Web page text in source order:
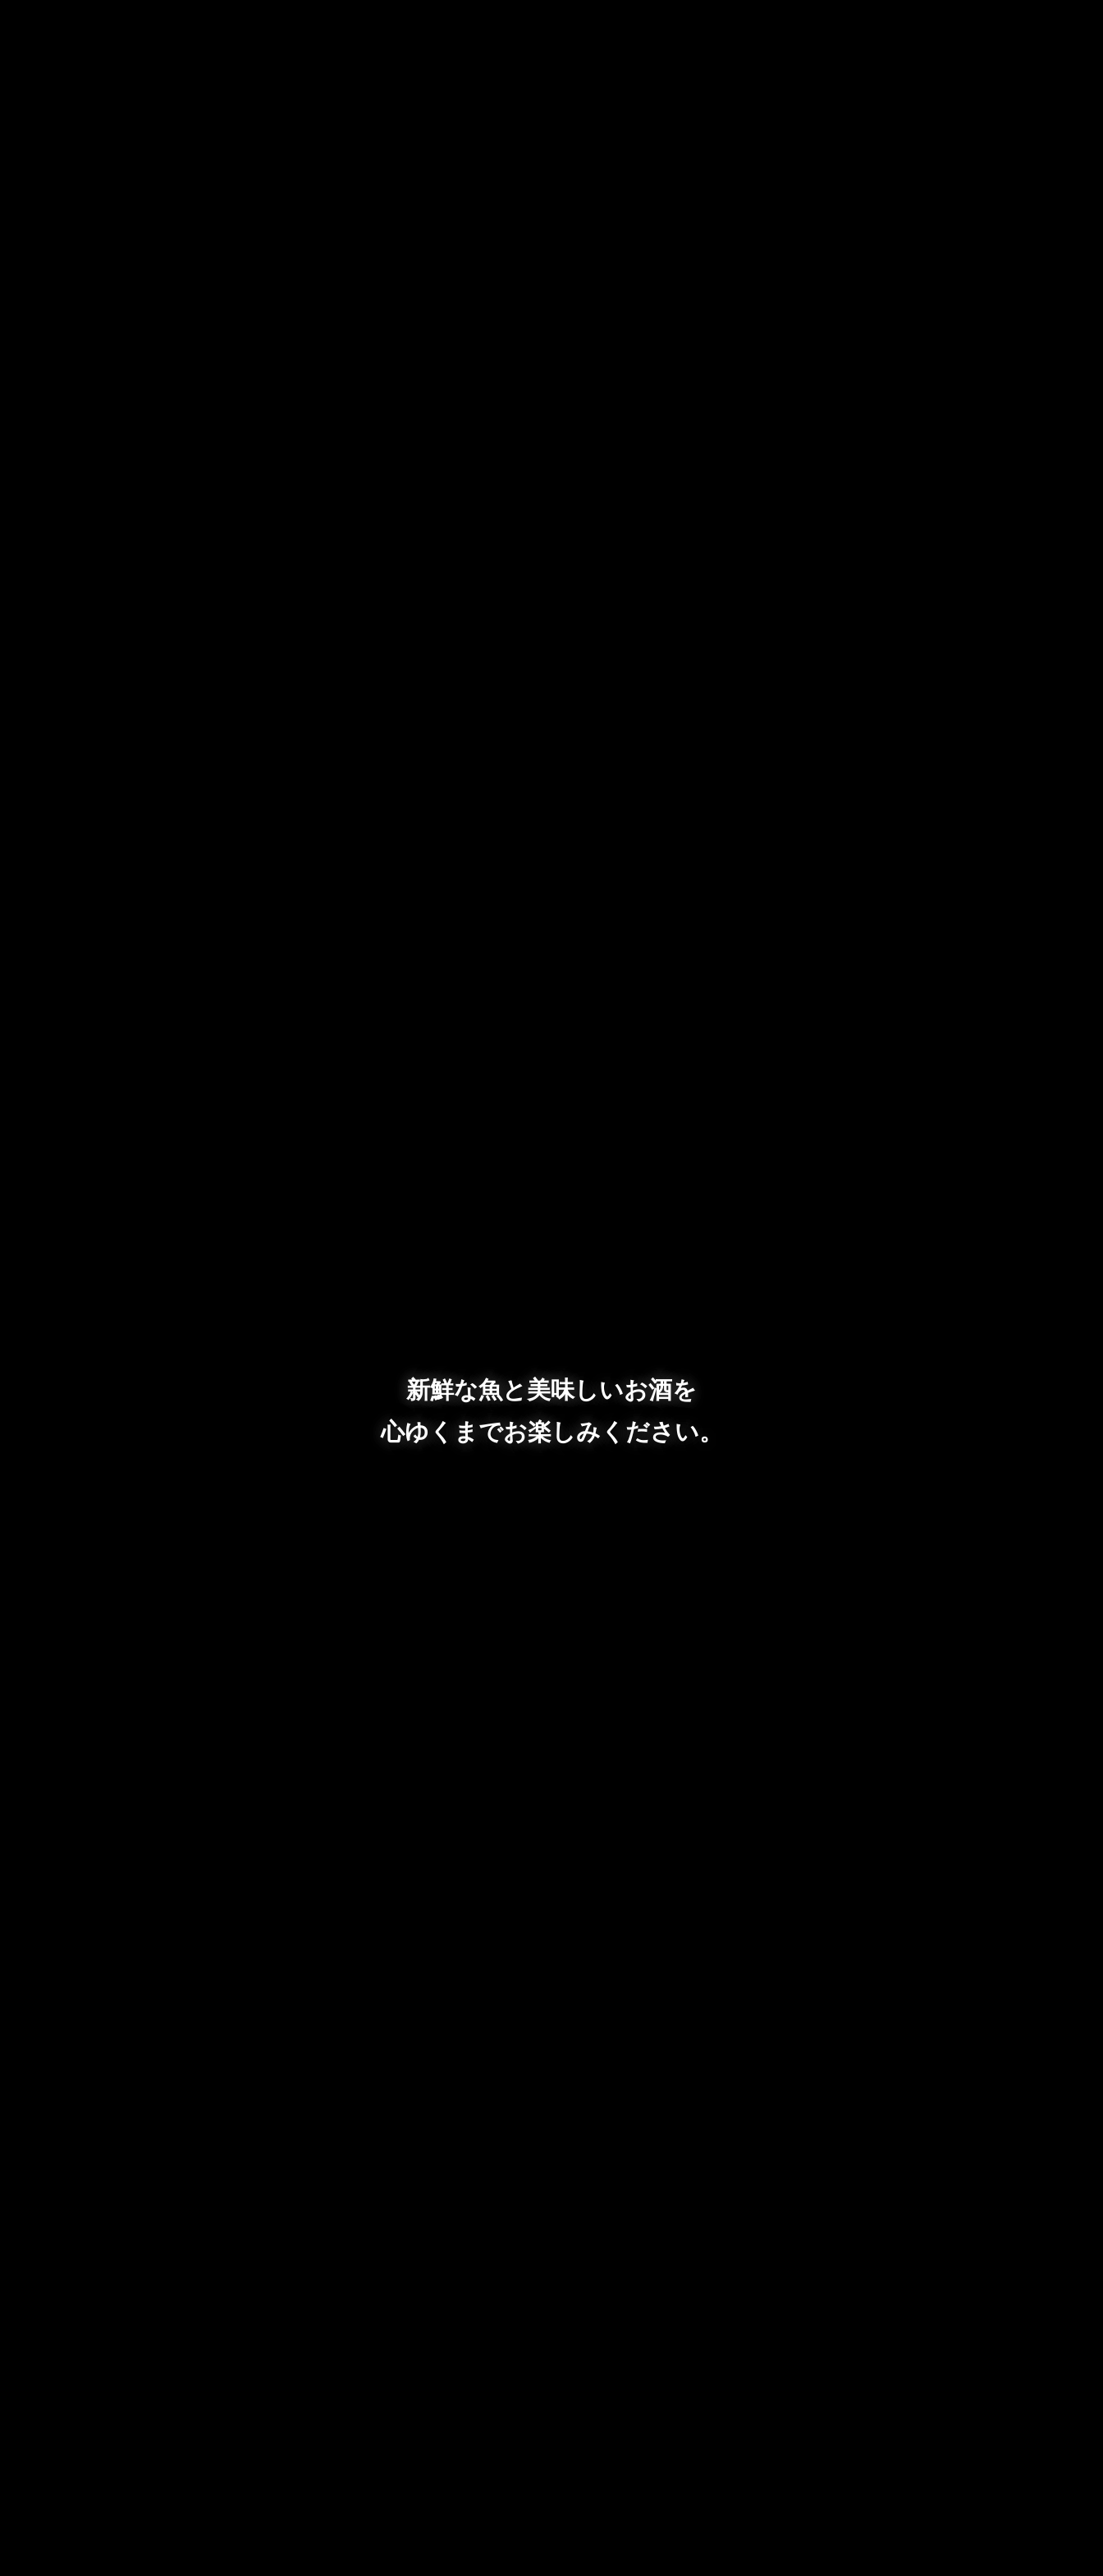
新鮮な魚と美味しいお酒を
心ゆくまでお楽しみください。